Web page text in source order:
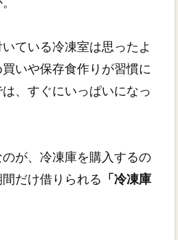
ている冷凍室は思ったよ
いや保存食作りが習慣に
、すぐにいっぱいになっ
が、冷凍庫を購入するの
だけ借りられる 「冷凍庫